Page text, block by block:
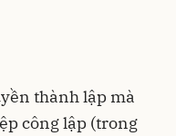
thành lập mà
công lập (trong